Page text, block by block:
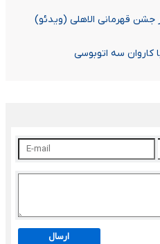
جشن قهرمانی الاهلی (ویدئو)
کاروان سه اتوبوسی
ارسال